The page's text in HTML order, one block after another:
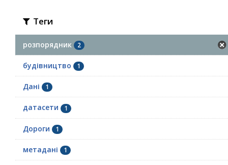
Теги
розпорядник 2
будівництво 1
Дані 1
датасети 1
Дороги 1
метадані 1